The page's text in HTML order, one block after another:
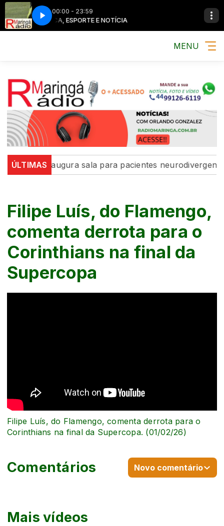
00:00 - 23:59
MÚSICA, ESPORTE E NOTÍCIA
MENU
ÚLTIMASinaugura sala para pacientes neurodivergentes
Filipe Luís, do Flamengo,
comenta derrota para o
Corinthians na final da
Supercopa
Mais vídeos
Filipe Luís, do Flamengo, comenta derrota para o
Corinthians na final da Supercopa. (01/02/26)
Comentários Novo comentário